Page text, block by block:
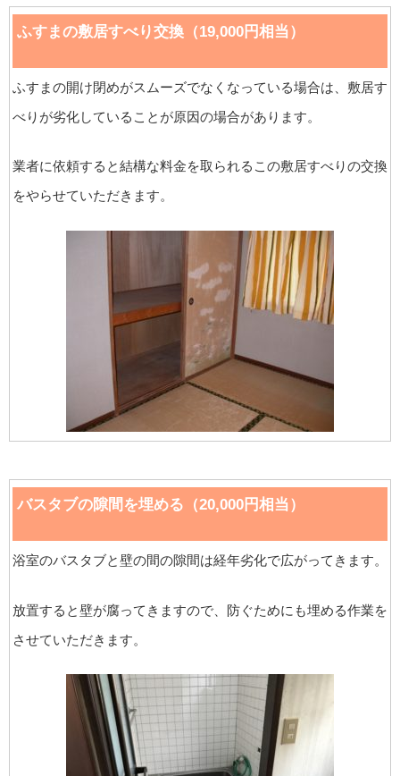
ふすまの敷居すべり交換（19,000円相当）
ふすまの開け閉めがスムーズでなくなっている場合は、敷居す
べりが劣化していることが原因の場合があります。
業者に依頼すると結構な料金を取られるこの敷居すべりの交換
をやらせていただきます。
バスタブの隙間を埋める（20,000円相当）
浴室のバスタブと壁の間の隙間は経年劣化で広がってきます。
放置すると壁が腐ってきますので、防ぐためにも埋める作業を
させていただきます。